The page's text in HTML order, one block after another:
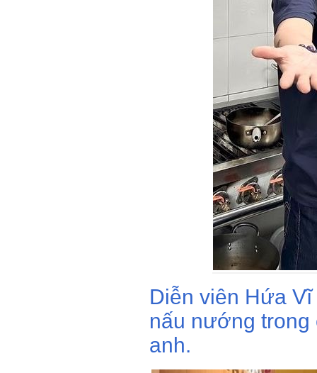
Diễn viên Hứa
nấu nướng trong
anh.